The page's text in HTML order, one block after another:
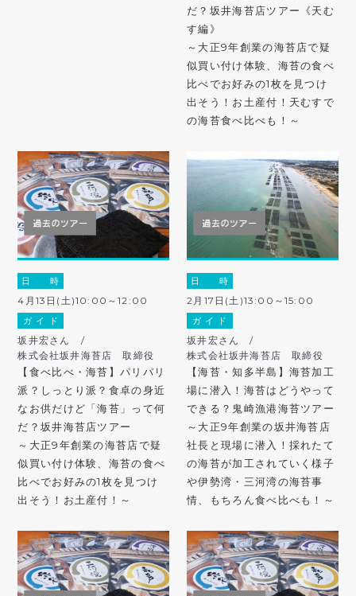
だ？坂井海苔店ツアー《天む
す編》
～大正9年創業の海苔店で疑
似買い付け体験、海苔の食べ
比べでお好みの1枚を見つけ
出そう！お土産付！天むすで
の海苔食べ比べも！～
日 時
4月13日(土)10:00～12:00
ガ イ ド
坂井宏さん /
株式会社坂井海苔店 取締役
【食べ比べ・海苔】パリパリ
派？しっとり派？食卓の身近
なお供だけど「海苔」って何
だ？坂井海苔店ツアー
～大正9年創業の海苔店で疑
似買い付け体験、海苔の食べ
比べでお好みの1枚を見つけ
出そう！お土産付！～
日 時
2月17日(土)13:00～15:00
ガ イ ド
坂井宏さん /
株式会社坂井海苔店 取締役
【海苔・知多半島】海苔加工
場に潜入！海苔はどうやって
できる？鬼崎漁港海苔ツアー
～大正9年創業の坂井海苔店
社長と現場に潜入！採れたて
の海苔が加工されていく様子
や伊勢湾・三河湾の海苔事
情、もちろん食べ比べも！～